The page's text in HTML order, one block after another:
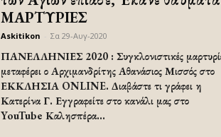
ΜΑΡΤΥΡΙΕΣ
Askitikon Σα 29-Αυγ-2020
ΠΑΝΕΛΛΗΝΙΕΣ 2020 : Συγκλονιστικές
μεταφέρει ο Αρχιμανδρίτης Αθανάσιος Μισσός στο
ΕΚΚΛΗΣΙΑ ONLINE. Διαβάστε τι γράφει η
Κατερίνα Γ. Εγγραφείτε στο κανάλι μας στο
YouTube Καλησπέρα...